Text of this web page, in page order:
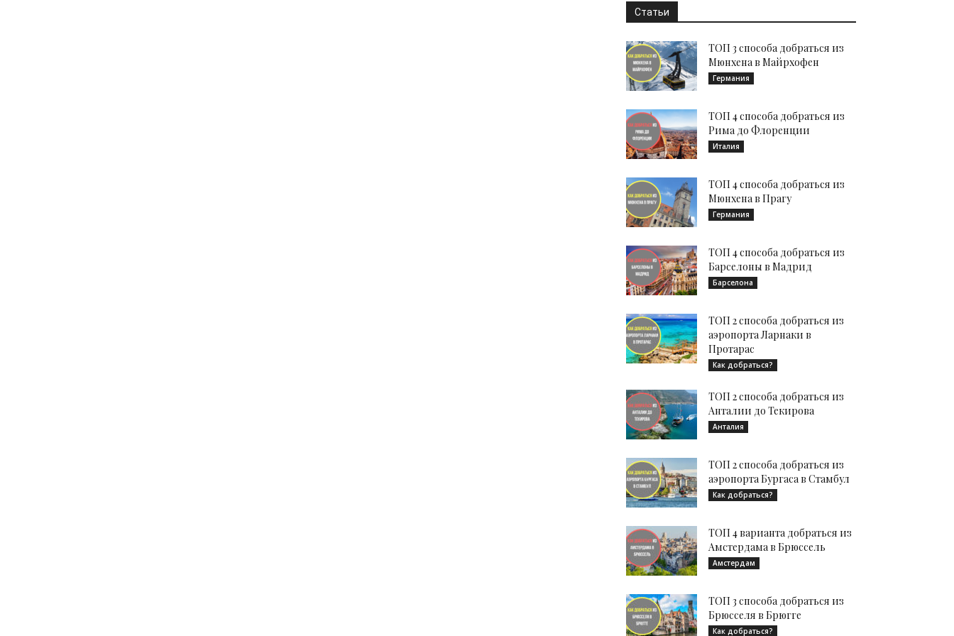
Статьи
ТОП 3 способа добраться из
Мюнхена в Майрхофен
Германия
ТОП 4 способа добраться из
Рима до Флоренции
Италия
ТОП 4 способа добраться из
Мюнхена в Прагу
Германия
ТОП 4 способа добраться из
Барселоны в Мадрид
Барселона
ТОП 2 способа добраться из
аэропорта Ларнаки в
Протарас
Как добраться?
ТОП 2 способа добраться из
Анталии до Текирова
Анталия
ТОП 2 способа добраться из
аэропорта Бургаса в Стамбул
Как добраться?
ТОП 4 варианта добраться из
Амстердама в Брюссель
Амстердам
ТОП 3 способа добраться из
Брюсселя в Брюгге
Как добраться?